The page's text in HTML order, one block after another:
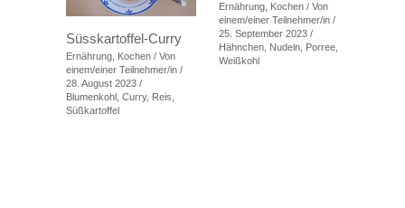
Süsskartoffel-Curry
Ernährung, Kochen/ Von
einem/einer Teilnehmer/in /
28. August 2023 /
Blumenkohl
Curry, Reis
Süßkartoffel
Ernährung, Kochen/ Von
einem/einer Teilnehmer/in /
25. September 2023 /
Hähnchen, Nudeln, Porree,
Weißkohl